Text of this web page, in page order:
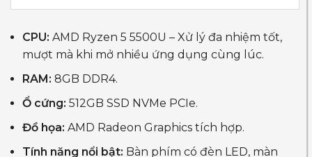
CPU: AMD Ryzen 5 5500U – Xử lý đa nhiệm tốt,
mượt mà khi mở nhiều ứng dụng cùng lúc.
RAM: 8GB DDR4.
Ổ cứng: 512GB SSD NVMe PCIe.
Đồ họa: AMD Radeon Graphics tích hợp.
Tính năng nổi bật: Bàn phím có đèn LED, màn